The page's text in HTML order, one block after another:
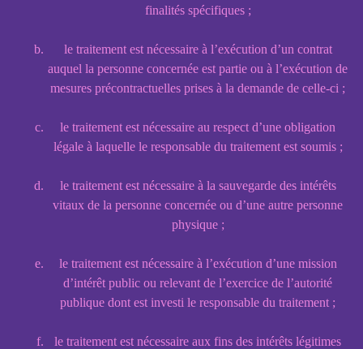
finalités spécifiques ;
le traitement est nécessaire à l’exécution d’un contrat
auquel la personne concernée est partie ou à l’exécution de
mesures précontractuelles prises à la demande de celle-ci ;
le traitement est nécessaire au respect d’une obligation
légale à laquelle le responsable du traitement est soumis ;
le traitement est nécessaire à la sauvegarde des intérêts
vitaux de la personne concernée ou d’une autre personne
physique ;
le traitement est nécessaire à l’exécution d’une mission
d’intérêt public ou relevant de l’exercice de l’autorité
publique dont est investi le responsable du traitement ;
le traitement est nécessaire aux fins des intérêts légitimes